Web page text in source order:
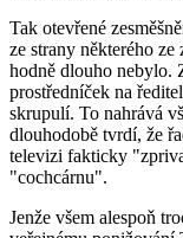
Tak otevřené
ze strany některého
hodně dlouho nebylo.
prostředníček na
skrupulí. To nahrává
dlouhodobě tvrdí, že
televizi fakticky
"cochcárnu".
Jenže všem alespoň